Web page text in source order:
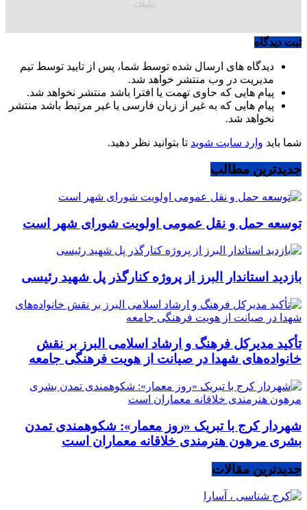
ثبت دیدگاه
دیدگاه های ارسال شده توسط شما، پس از تایید توسط تیم
مدیریت در وب منتشر خواهد شد.
پیام هایی که حاوی تهمت یا افترا باشد منتشر نخواهد شد.
پیام هایی که به غیر از زبان فارسی یا غیر مرتبط باشد منتشر
نخواهد شد.
شما باید وارد سایت شوید تا بتوانید نظر دهید.
جدیدترین مطالب
توسعه حمل و نقل عمومی اولویت شورای شهر است
بازدید استاندار البرز از پروژه کنارگذر پل شهید رئیسی
تأکید مدیرکل فرهنگ و ارشاد اسلامی البرز بر نقش
خانواده‌های شهدا در صیانت از هویت فرهنگی جامعه
شهردار کرج با تبریک «روز معمار»: شکوهمندی تمدن
بشری مرهون هنرمندی خلاقانه معماران است
جدیدترین مقالات